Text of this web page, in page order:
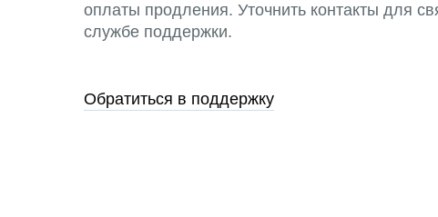
оплаты продления. Уточнить контакты для
службе поддержки.
Обратиться в поддержку